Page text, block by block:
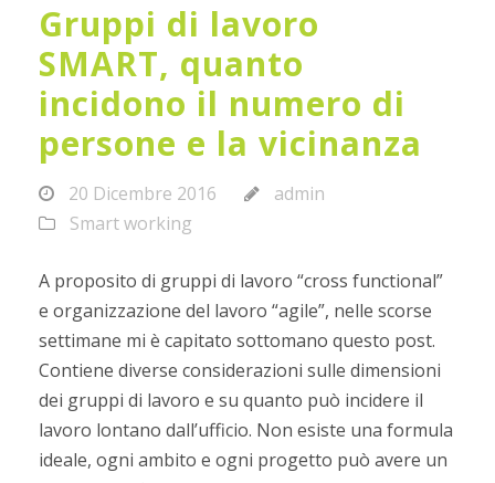
Gruppi di lavoro
SMART, quanto
incidono il numero di
persone e la vicinanza
20 Dicembre 2016
admin
Smart working
A proposito di gruppi di lavoro “cross functional”
e organizzazione del lavoro “agile”, nelle scorse
settimane mi è capitato sottomano questo post.
Contiene diverse considerazioni sulle dimensioni
dei gruppi di lavoro e su quanto può incidere il
lavoro lontano dall’ufficio. Non esiste una formula
ideale, ogni ambito e ogni progetto può avere un